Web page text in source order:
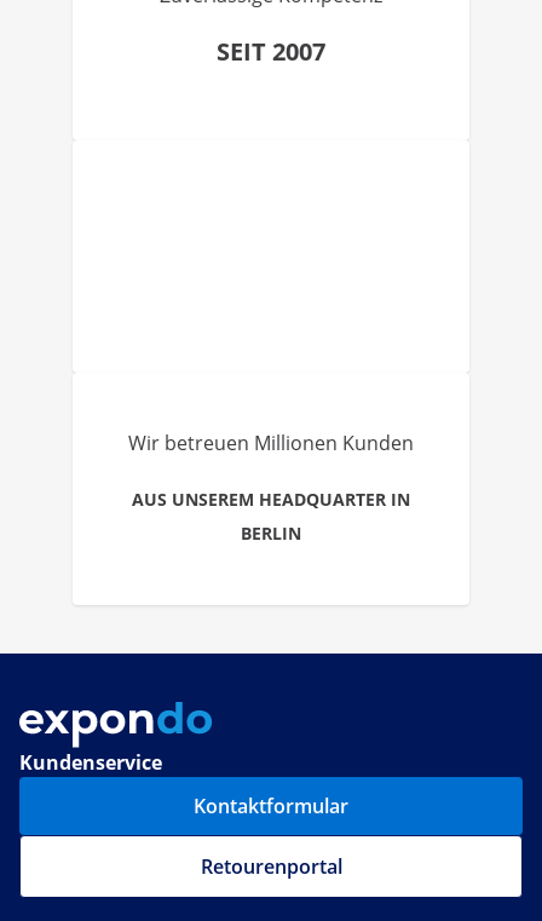
SEIT 2007
Wir betreuen Millionen Kunden
AUS UNSEREM HEADQUARTER IN
BERLIN
Kundenservice
Kontaktformular
Retourenportal